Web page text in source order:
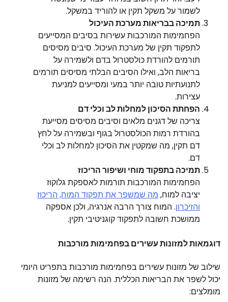
לשמור על משקל תקין או להוריד במשקל.
תמיכה בבריאות מערכת העיכול
הפחמימות המורכבות עשירות בסיבים המסייעים
לתפקוד תקין של מערכת העיכול. סיבים מסיסים
תורמים להורדת כולסטרול בדם ולשמירה על
בריאות הלב, ואילו הסיבים הבלתי מסיסים תורמים
לתנועתיות טובה יותר במעי ומסייעים למניעת
עצירות.
הפחתת הסיכון למחלות לב וכלי דם
צריכה של דגנים מלאים וסיבים מסיסים מסייעת
בהורדת רמות הכולסטרול בגוף ובשמירה על לחץ
דם תקין, מה שמקטין את הסיכון למחלות לב וכלי
דם.
תמיכה בתפקוד מוחי ושיפור הריכוז
הפחמימות המורכבות תורמות לאספקת גלוקוז
יציבה למוח, מה שמשפר את תפקוד המוח, הריכוז
והזיכרון. המוח צורך הרבה אנרגיה, ולכן אספקה
ממושכת חשובה לתפקוד קוגניטיבי תקין.
דוגמאות למזונות עשירים בפחמימות מורכבות
שילוב של מזונות עשירים בפחמימות מורכבות בתפריט היומי
יכול לשפר את הבריאות הכללית. הנה רשימה של מזונות
מומלצים: